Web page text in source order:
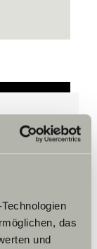
das
und
om